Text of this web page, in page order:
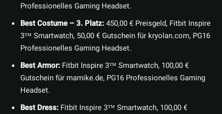
Professionelles Gaming Headset.
Best Costume – 3. Platz:450,00 € Preisgeld, Fitbit Inspire
3™ Smartwatch, 50,00 € Gutschein für kryolan.com, PG16
Professionelles Gaming Headset.
Best Armor: Fitbit Inspire 3™ Smartwatch, 100,00 €
Gutschein für mamike.de, PG16 Professionelles Gaming
Headset.
Best Dress: Fitbit Inspire 3™ Smartwatch, 100,00 €